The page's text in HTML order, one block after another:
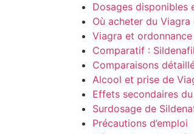
Dosages disponibles
Où acheter du
Viagra et
Comparatif :
Comparaisons
Alcool et prise de
Effets secondaires
Surdosage de
Précautions d’emploi